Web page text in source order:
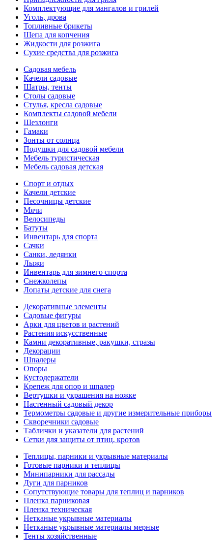
Комплектующие для мангалов и грилей
Уголь, дрова
Топливные брикеты
Щепа для копчения
Жидкости для розжига
Сухие средства для розжига
Садовая мебель
Качели садовые
Шатры, тенты
Столы садовые
Стулья, кресла садовые
Комплекты садовой мебели
Шезлонги
Гамаки
Зонты от солнца
Подушки для садовой мебели
Мебель туристическая
Мебель садовая детская
Спорт и отдых
Качели детские
Песочницы детские
Мячи
Велосипеды
Батуты
Инвентарь для спорта
Сачки
Санки, ледянки
Лыжи
Инвентарь для зимнего спорта
Снежколепы
Лопаты детские для снега
Декоративные элементы
Садовые фигуры
Арки для цветов и растений
Растения искусственные
Камни декоративные, ракушки, стразы
Декорации
Шпалеры
Опоры
Кустодержатели
Крепеж для опор и шпалер
Вертушки и украшения на ножке
Настенный садовый декор
Термометры садовые и другие измерительные приборы
Скворечники садовые
Таблички и указатели для растений
Сетки для защиты от птиц, кротов
Теплицы, парники и укрывные материалы
Готовые парники и теплицы
Минипарники для рассады
Дуги для парников
Сопутствующие товары для теплиц и парников
Пленка парниковая
Пленка техническая
Нетканые укрывные материалы
Нетканые укрывные материалы мерные
Тенты хозяйственные